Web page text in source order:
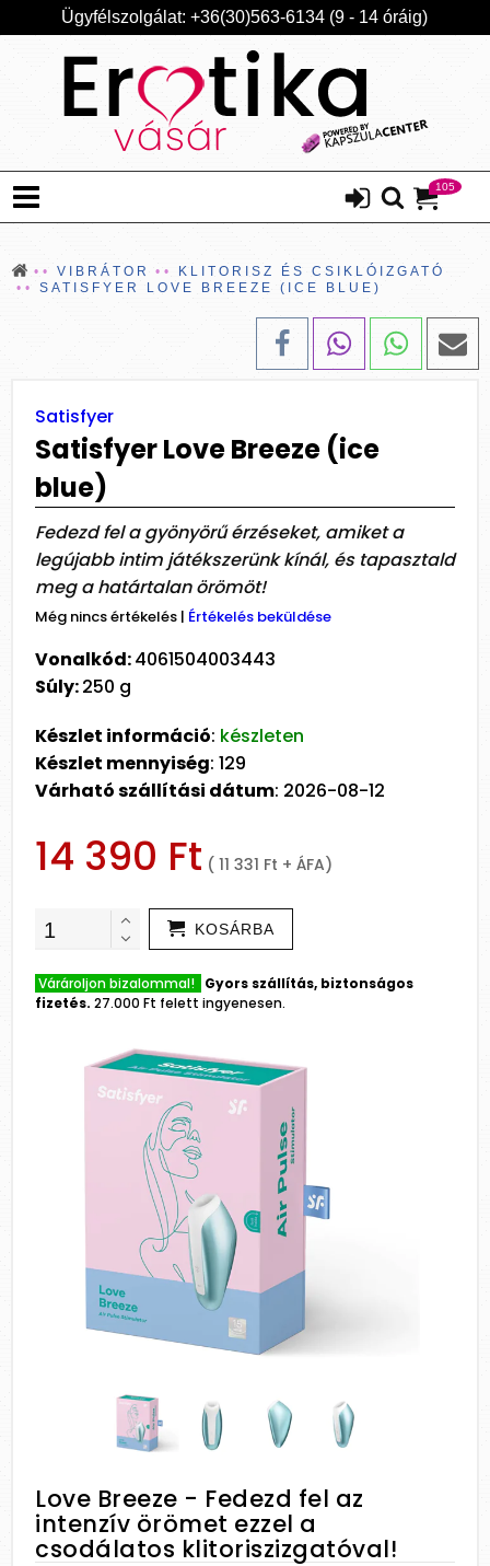
Ügyfélszolgálat: +36(30)563-6134 (9 - 14 óráig)
105
VIBRÁTOR
KLITORISZ ÉS CSIKLÓIZGATÓ
SATISFYER LOVE BREEZE (ICE BLUE)
Satisfyer
Satisfyer Love Breeze (ice
blue)
Fedezd fel a gyönyörű érzéseket, amiket a
legújabb intim játékszerünk kínál, és tapasztald
meg a határtalan örömöt!
Még nincs értékelés | Értékelés beküldése
Vonalkód:4061504003443
Súly:250 g
Készlet információ: készleten
Készlet mennyiség: 129
Várható szállítási dátum: 2026-08-12
14 390 Ft ( 11 331 Ft + ÁFA)
KOSÁRBA
Várároljon bizalommal! Gyors szállítás, biztonságos
fizetés. 27.000 Ft felett ingyenesen.
Love Breeze - Fedezd fel az
intenzív örömet ezzel a
csodálatos klitoriszizgatóval!